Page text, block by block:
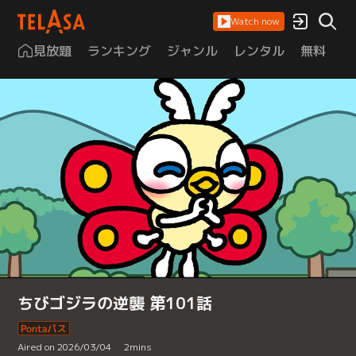
Watch now
見放題 ランキング ジャンル レンタル 無料
ちびゴジラの逆襲 第101話
Aired on 2026/03/04 2mins